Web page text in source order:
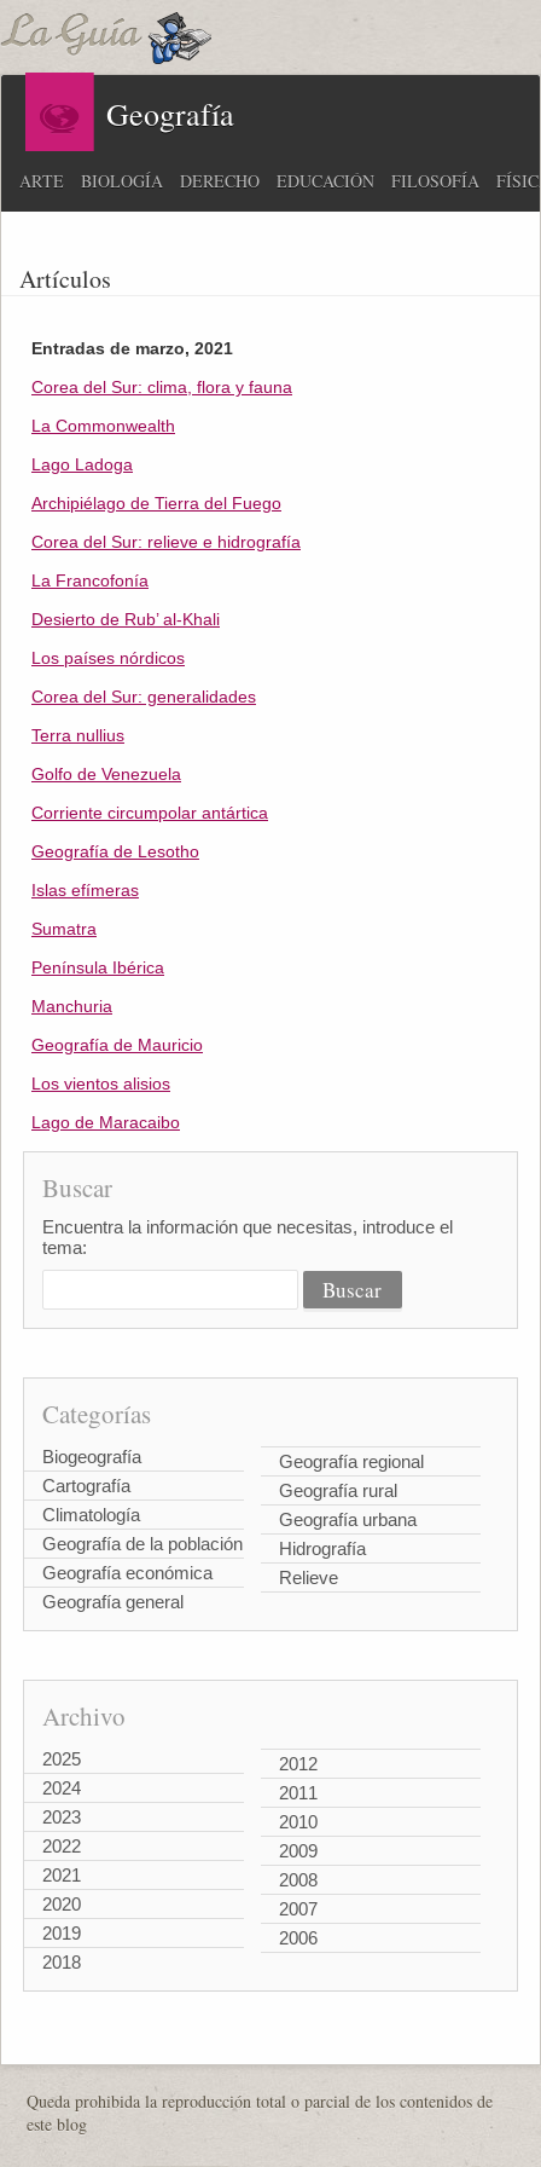
Geografía
ARTE BIOLOGÍA DERECHO EDUCACIÓN FILOSOFÍA
Artículos
Entradas de marzo, 2021
Corea del Sur: clima, flora y fauna
La Commonwealth
Lago Ladoga
Archipiélago de Tierra del Fuego
Corea del Sur: relieve e hidrografía
La Francofonía
Desierto de Rub’ al-Khali
Los países nórdicos
Corea del Sur: generalidades
Terra nullius
Golfo de Venezuela
Corriente circumpolar antártica
Geografía de Lesotho
Islas efímeras
Sumatra
Península Ibérica
Manchuria
Geografía de Mauricio
Los vientos alisios
Lago de Maracaibo
Buscar
Encuentra la información que necesitas, introduce el
tema:
Categorías
Biogeografía
Cartografía
Climatología
Geografía de la población
Geografía económica
Geografía general
Geografía regional
Geografía rural
Geografía urbana
Hidrografía
Relieve
Archivo
2025
2024
2023
2022
2021
2020
2019
2018
2012
2011
2010
2009
2008
2007
2006
Queda prohibida la reproducción total o parcial de los contenidos de
este blog